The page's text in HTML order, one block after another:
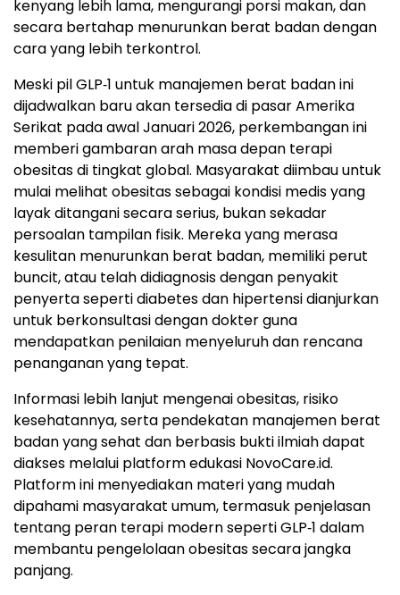
kenyang lebih lama, mengurangi porsi makan, dan
secara bertahap menurunkan berat badan dengan
cara yang lebih terkontrol.
Meski pil GLP‑1 untuk manajemen berat badan ini
dijadwalkan baru akan tersedia di pasar Amerika
Serikat pada awal Januari 2026, perkembangan ini
memberi gambaran arah masa depan terapi
obesitas di tingkat global. Masyarakat diimbau untuk
mulai melihat obesitas sebagai kondisi medis yang
layak ditangani secara serius, bukan sekadar
persoalan tampilan fisik. Mereka yang merasa
kesulitan menurunkan berat badan, memiliki perut
buncit, atau telah didiagnosis dengan penyakit
penyerta seperti diabetes dan hipertensi dianjurkan
untuk berkonsultasi dengan dokter guna
mendapatkan penilaian menyeluruh dan rencana
penanganan yang tepat.
Informasi lebih lanjut mengenai obesitas, risiko
kesehatannya, serta pendekatan manajemen berat
badan yang sehat dan berbasis bukti ilmiah dapat
diakses melalui platform edukasi NovoCare.id.
Platform ini menyediakan materi yang mudah
dipahami masyarakat umum, termasuk penjelasan
tentang peran terapi modern seperti GLP‑1 dalam
membantu pengelolaan obesitas secara jangka
panjang.